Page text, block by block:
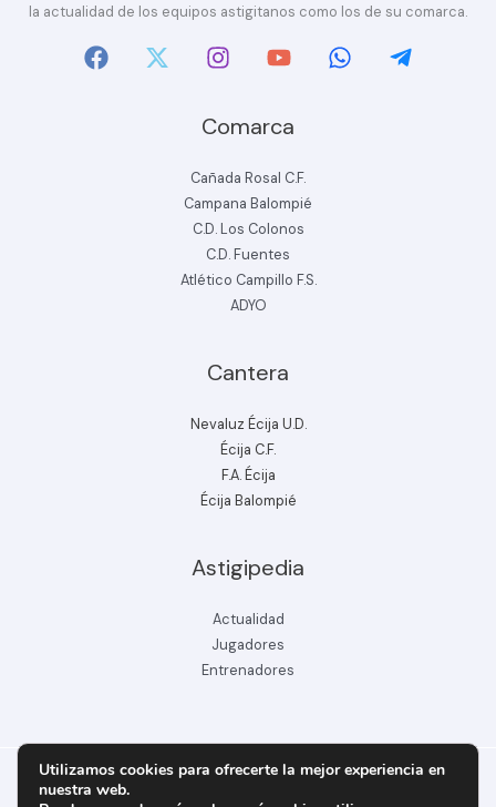
la actualidad de los equipos astigitanos como los de su comarca.
Comarca
Cañada Rosal C.F.
Campana Balompié
C.D. Los Colonos
C.D. Fuentes
Atlético Campillo F.S.
ADYO
Cantera
Nevaluz Écija U.D.
Écija C.F.
F.A. Écija
Écija Balompié
Astigipedia
Actualidad
Jugadores
Entrenadores
Utilizamos cookies para ofrecerte la mejor experiencia en
nuestra web.